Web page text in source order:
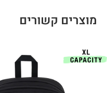
מוצרים קשורים